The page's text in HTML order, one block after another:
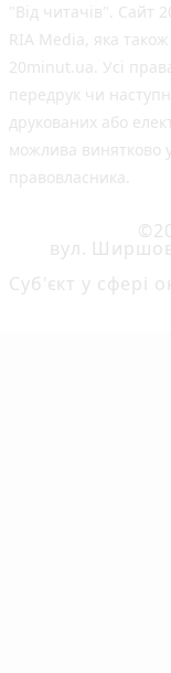
"Від читачів". Сайт
RIA Media, яка
20minut.ua. Усі
передрук чи
друкованих або
можлива винятково
правовласника.
вул.
Cуб'єкт у сфері